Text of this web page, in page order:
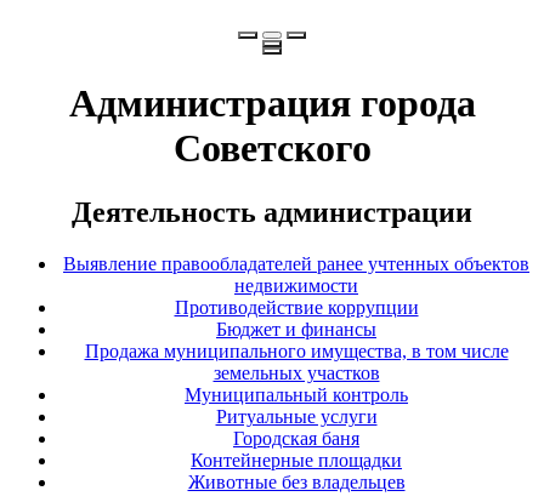
Администрация города
Советского
Деятельность администрации
Выявление правообладателей ранее учтенных объектов
недвижимости
Противодействие коррупции
Бюджет и финансы
Продажа муниципального имущества, в том числе
земельных участков
Муниципальный контроль
Ритуальные услуги
Городская баня
Контейнерные площадки
Животные без владельцев